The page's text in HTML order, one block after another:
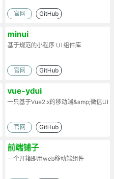
官网 GitHub
minui
基于规范的小程序 UI 组件库
官网 GitHub
vue-ydui
一只基于Vue2.x的移动端&amp;微信UI
官网 GitHub
前端铺子
一个开箱即用web移动端组件